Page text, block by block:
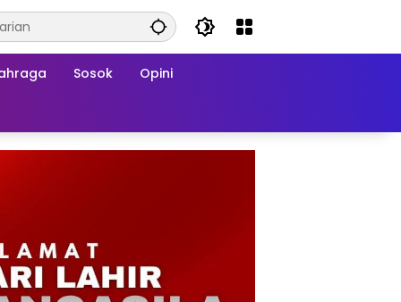
Sosok Opini